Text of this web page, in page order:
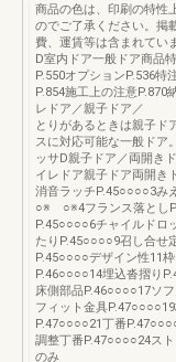
商品の色は、印刷の特性
のでご了承ください。掲
費、運賃等は含まれてい
D室内ドア一般ドア商品
P.550オプションP.536特
P.854施工上の注意P.870
レドア／親子ドア／
とりがあるときは親子ド
スに対応可能な一般ドア
ッサD親子ドア／両開き
イレドア親子ドア両開き
消音ラッチP.45○○○○3み
○※ ○※4フランス落とし
P.45○○○○6チャイルドロ
たりP.45○○○○9召し合せ
P.45○○○○デザイン性11
P.46○○○○14埋込沓摺り
床側部品P.46○○○○17ソ
フィット金具
P.47○○○○21丁番
調整丁番P.47○○○○24ス
のみ